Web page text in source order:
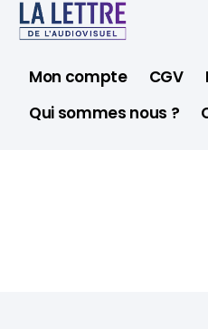
Mon compte CGV
Qui sommes nous ?